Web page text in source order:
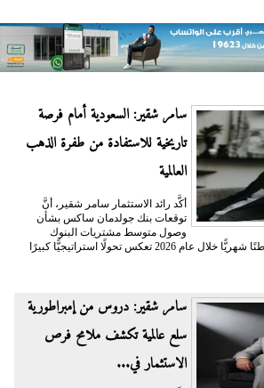
سامر شقير: السعودية أمام فرصة
تاريخية للاستفادة من طفرة الذهب
العالمية
أكَّد رائد الاستثمار سامر شقير، أنَّ
توقعات بنك جولدمان ساكس بشأن
وصول متوسط مشتريات البنوك
المركزية من الذهب إلى 60 طنًا شهريًّا خلال عام 2026 تعكس تحولًا استراتيجيًّا كبيرًا
سامر شقير: دروس من إمبراطورية
سلع عالمية تكشف ملامح فرص
الاستثمار في...